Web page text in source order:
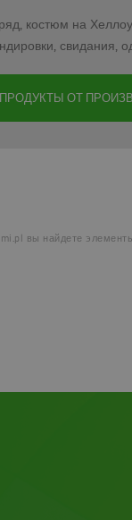
костюм на
свидания,
ОТ
вы найдете